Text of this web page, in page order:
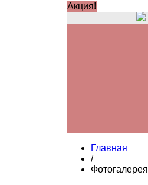
Акция!
Главная
/
Фотогалерея